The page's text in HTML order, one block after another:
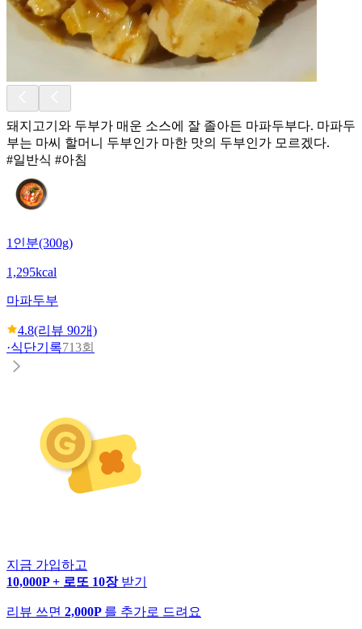
돼지고기와 두부가 매운 소스에 잘 졸아든 마파두부다. 마파두
부는 마씨 할머니 두부인가 마한 맛의 두부인가 모르겠다.
#일반식 #아침
1인분(300g)
1,295kcal
마파두부
4.8(리뷰 90개)
·식단기록713회
지금 가입하고
10,000P + 로또 10장 받기
리뷰 쓰면 2,000P 를 추가로 드려요